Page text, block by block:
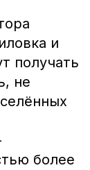
и
получать
не
более